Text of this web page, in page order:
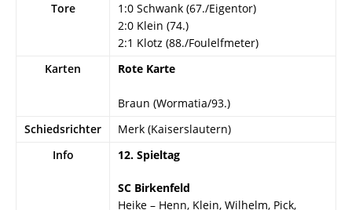
Tore
1:0 Schwank (67./Eigentor)
2:0 Klein (74.)
2:1 Klotz (88./Foulelfmeter)
Karten
Rote Karte
Braun (Wormatia/93.)
Schiedsrichter
Merk (Kaiserslautern)
Info
12. Spieltag
SC Birkenfeld
Heike – Henn, Klein, Wilhelm, Pick,